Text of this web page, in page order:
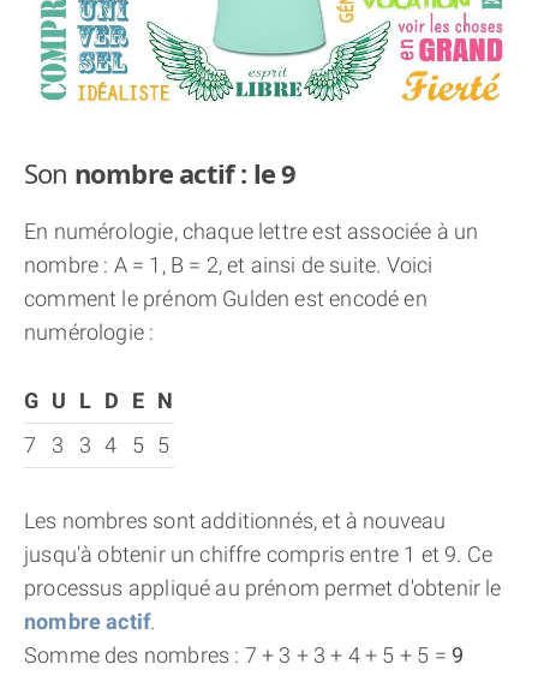
Son nombre actif : le 9
En numérologie, chaque lettre est associée à un
nombre : A = 1, B = 2, et ainsi de suite. Voici
comment le prénom Gulden est encodé en
numérologie :
G U L D E N
7
3 3 4 5 5
Les nombres sont additionnés, et à nouveau
jusqu'à obtenir un chiffre compris entre 1 et 9. Ce
processus appliqué au prénom permet d'obtenir le
nombre actif.
Somme des nombres : 7 + 3 + 3 + 4 + 5 + 5 = 9
EXPLORER LA NUMÉROLOGIE
70.000 PRÉNOMS
(À PROPOS)